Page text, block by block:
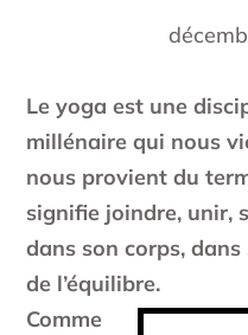
Le yoga est une
millénaire qui nous
nous provient du
signifie joindre, unir,
dans son corps,
de l’équilibre.
Comme